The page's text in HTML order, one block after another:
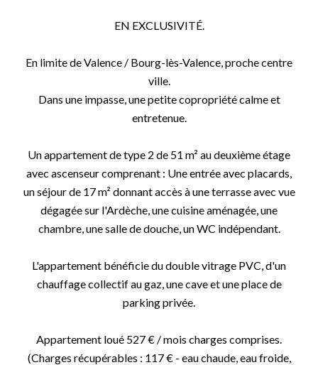
EN EXCLUSIVITÉ.
En limite de Valence / Bourg-lès-Valence, proche centre
ville.
Dans une impasse, une petite copropriété calme et
entretenue.
Un appartement de type 2 de 51 m² au deuxième étage
avec ascenseur comprenant : Une entrée avec placards,
un séjour de 17 m² donnant accès à une terrasse avec vue
dégagée sur l'Ardèche, une cuisine aménagée, une
chambre, une salle de douche, un WC indépendant.
L'appartement bénéficie du double vitrage PVC, d'un
chauffage collectif au gaz, une cave et une place de
parking privée.
Appartement loué 527 € / mois charges comprises.
(Charges récupérables : 117 € - eau chaude, eau froide,